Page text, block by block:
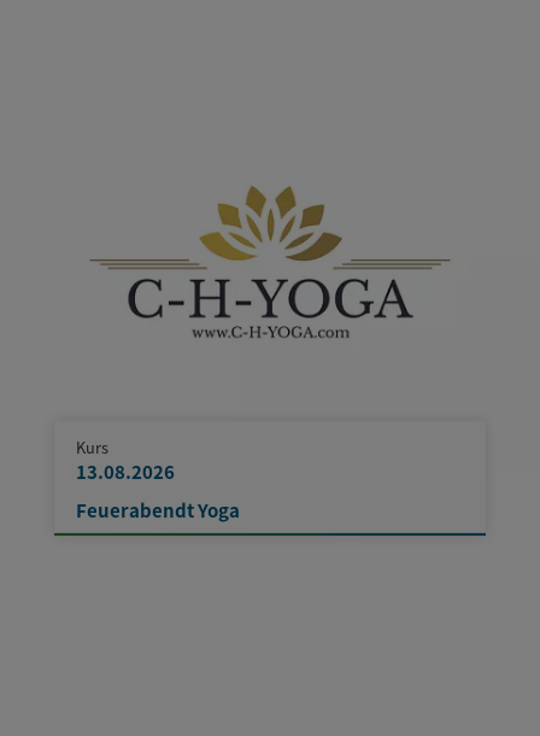
Kurs
13.08.2026
Feuerabendt Yoga